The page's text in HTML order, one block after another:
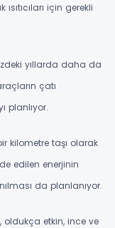
için gerekli
yıllarda daha da
çatı
planlıyor.
kilometre taşı olarak
edilen enerjinin
da planlanıyor.
oldukça etkin, ince ve